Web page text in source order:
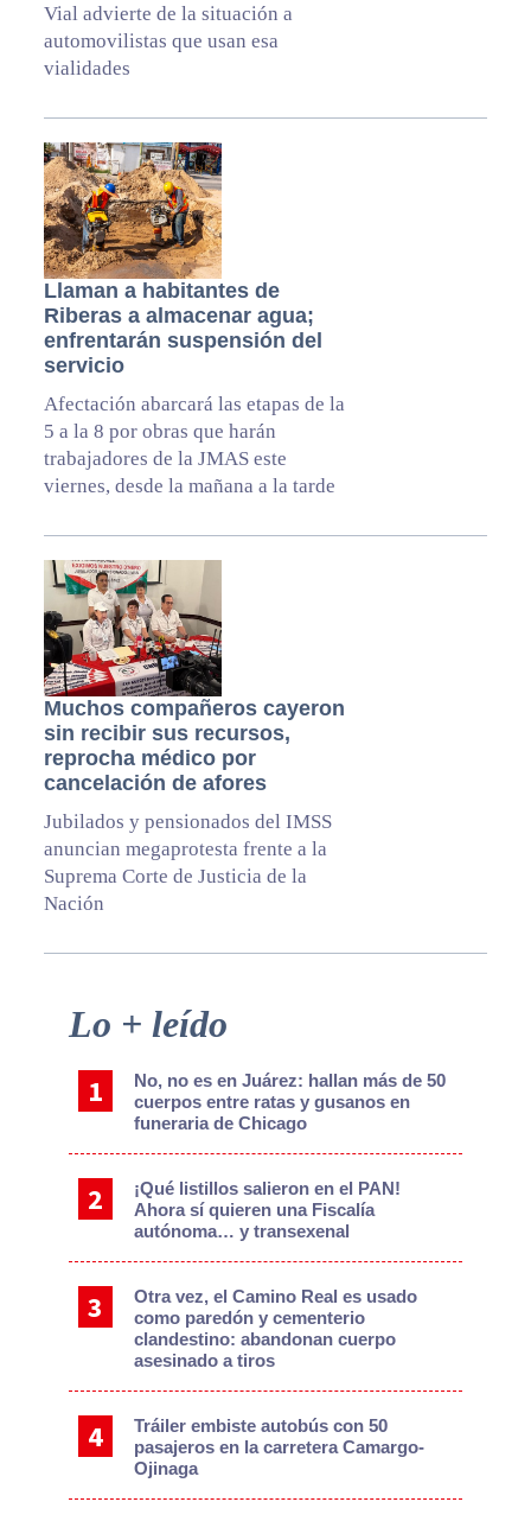
Vial advierte de la situación a
automovilistas que usan esa
vialidades
Llaman a habitantes de
Riberas a almacenar agua;
enfrentarán suspensión del
servicio
Afectación abarcará las etapas de la
5 a la 8 por obras que harán
trabajadores de la JMAS este
viernes, desde la mañana a la tarde
Muchos compañeros cayeron
sin recibir sus recursos,
reprocha médico por
cancelación de afores
Jubilados y pensionados del IMSS
anuncian megaprotesta frente a la
Suprema Corte de Justicia de la
Nación
Primary
Lo + leído
No, no es en Juárez: hallan más de 50
cuerpos entre ratas y gusanos en
funeraria de Chicago
¡Qué listillos salieron en el PAN!
Ahora sí quieren una Fiscalía
autónoma… y transexenal
Otra vez, el Camino Real es usado
como paredón y cementerio
clandestino: abandonan cuerpo
asesinado a tiros
Tráiler embiste autobús con 50
pasajeros en la carretera Camargo-
Ojinaga